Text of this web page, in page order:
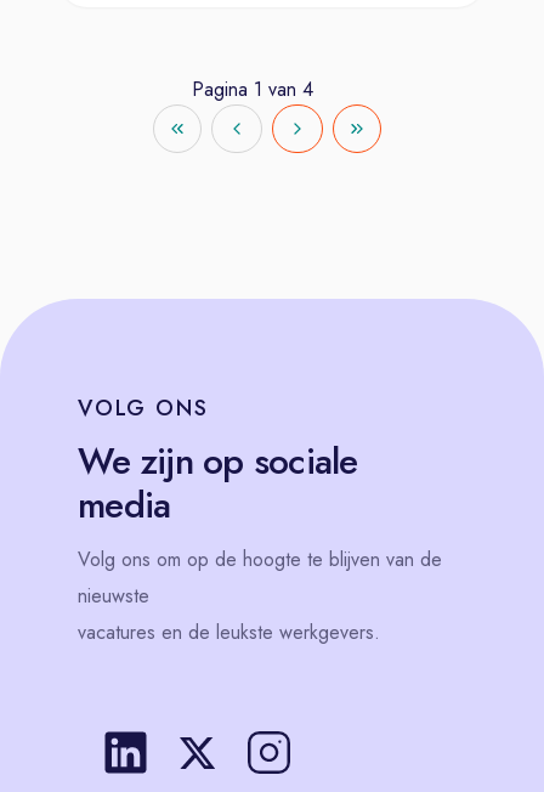
Pagina 1 van 4
VOLG ONS
We zijn op sociale
media
Volg ons om op de hoogte te blijven van de
nieuwste
vacatures en de leukste werkgevers.